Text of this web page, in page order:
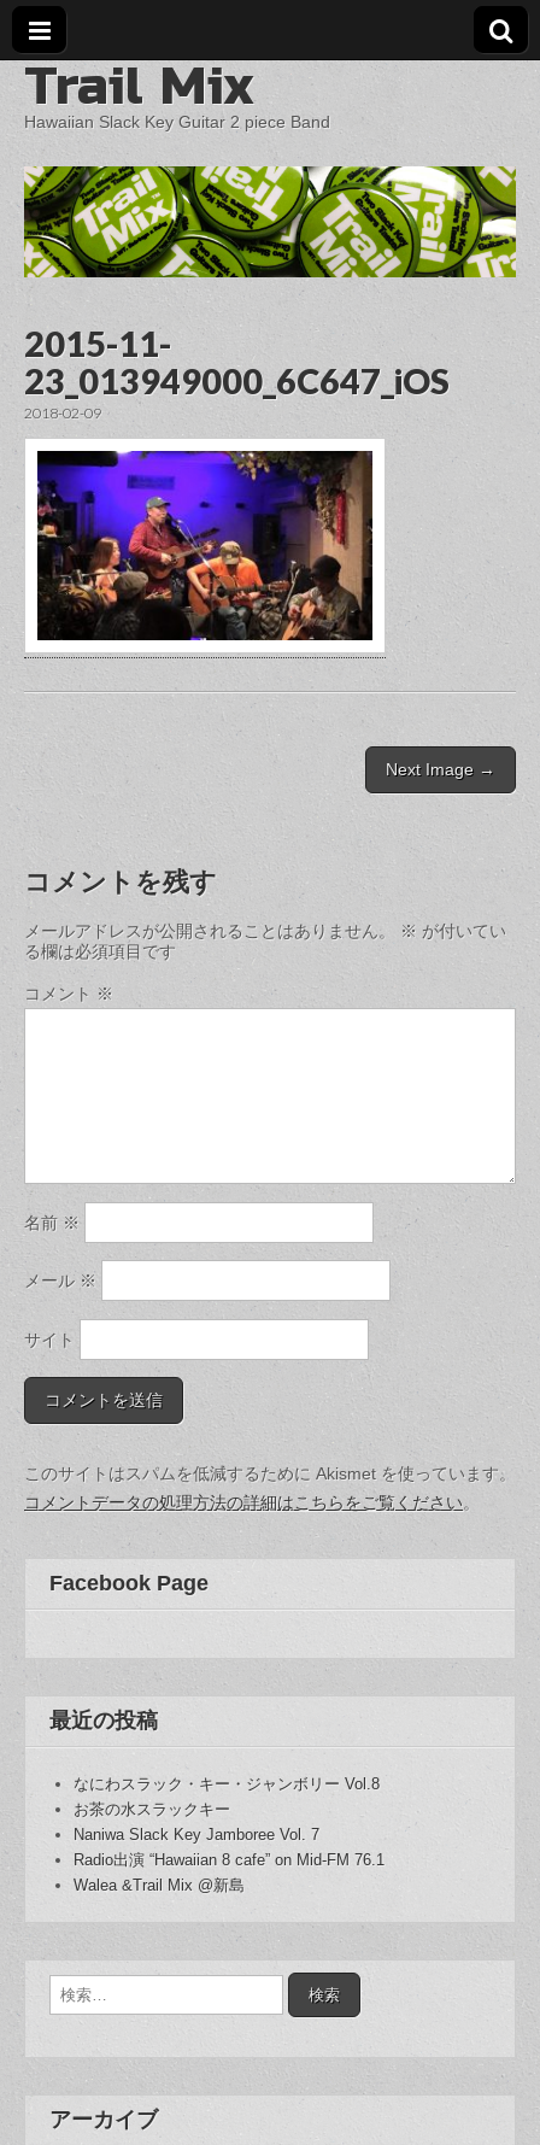
Trail Mix
Hawaiian Slack Key Guitar 2 piece Band
2015-11-
23_013949000_6C647_iOS
2018-02-09
Post
navigation
Next Image →
コメントを残す
メールアドレスが公開されることはありません。 ※ が付いてい
る欄は必須項目です
コメント ※
名前 ※
メール ※
サイト
このサイトはスパムを低減するために Akismet を使っています。
コメントデータの処理方法の詳細はこちらをご覧ください。
Facebook Page
最近の投稿
なにわスラック・キー・ジャンボリー Vol.8
お茶の水スラックキー
Naniwa Slack Key Jamboree Vol. 7
Radio出演 “Hawaiian 8 cafe” on Mid-FM 76.1
Walea &Trail Mix @新島
検
索:
アーカイブ